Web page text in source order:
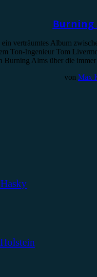
Burning
verträumtes Album
Ton-Ingenieur Tom
Burning Alms über die
von Max